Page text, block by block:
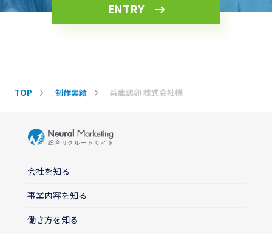
ENTRY
TOP 制作実績 兵庫鶏卵 株式会社様
会社を知る
事業内容を知る
働き方を知る